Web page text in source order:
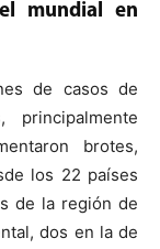
mundial en
de casos de
principalmente
brotes,
los 22 países
de la región de
dos en la de